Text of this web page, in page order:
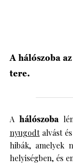
A hálószoba
tere.
Ahálószoba
nyugodtalvást
hibák, amelyek
helyiségben, és